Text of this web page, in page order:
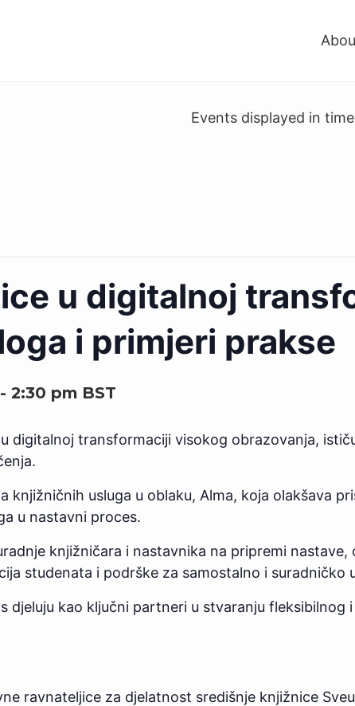
Events displayed in
u digitalnoj
i primjeri prakse
- 2:30 pm BST
digitalnoj transformaciji visokog obrazovanja,
knjižničnih usluga u oblaku, Alma, koja olakšava
u nastavni proces.
knjižničara i nastavnika na pripremi nastave,
studenata i podrške za samostalno i suradničko
djeluju kao ključni partneri u stvaranju fleksibilnog
ravnateljice za djelatnost središnje knjižnice